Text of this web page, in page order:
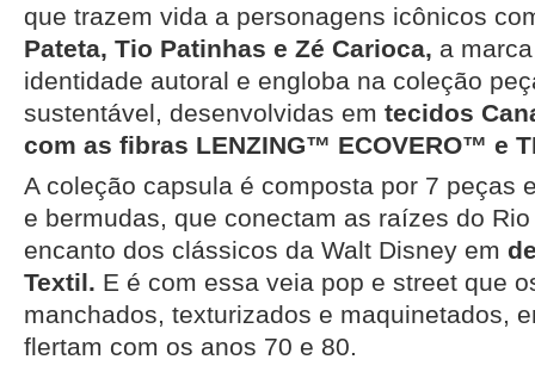
que trazem vida a personagens icônicos
Pateta, Tio Patinhas e Zé Carioca, a
identidade autoral e engloba na coleção
sustentável, desenvolvidas em tecidos
com as fibras LENZING™ ECOVERO™ e
A coleção capsula é composta por 7 peças
e bermudas, que conectam as raízes do
encanto dos clássicos da Walt Disney em
Textil. E é com essa veia pop e street que
manchados, texturizados e maquinetados,
flertam com os anos 70 e 80.